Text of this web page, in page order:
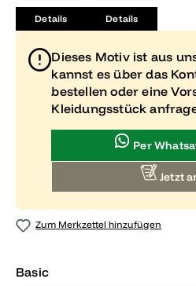
Details Details
Dieses Motiv ist aus
kannst es über das
bestellen oder eine
Kleidungsstück
Per
Jetzt
Zum Merkzettel hinzufügen
Basic